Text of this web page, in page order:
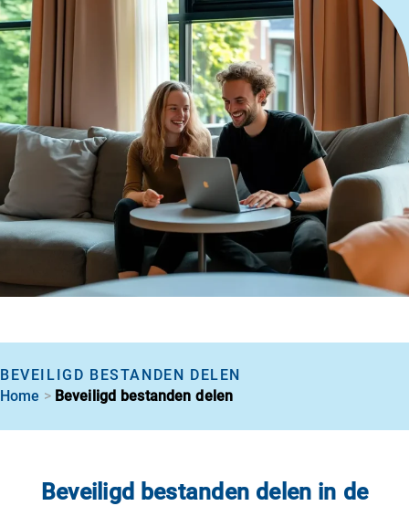
BEVEILIGD BESTANDEN DELEN
Home > Beveiligd bestanden delen
Beveiligd bestanden delen in de